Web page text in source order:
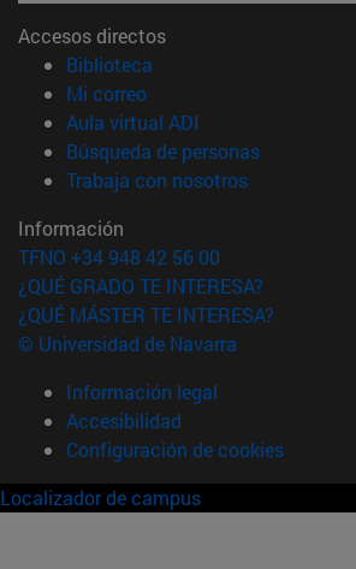
Accesos directos
Biblioteca
Mi correo(abre en nueva ventana)
Aula virtual ADI
Búsqueda de personas(abre en
Trabaja con nosotros(abre en
Información
TFNO +34 948 42 56 00
¿QUÉ GRADO TE INTERESA?
¿QUÉ MÁSTER TE INTERESA?
© Universidad de Navarra
Información legal
Accesibilidad
Configuración de cookies
Localizador de campus